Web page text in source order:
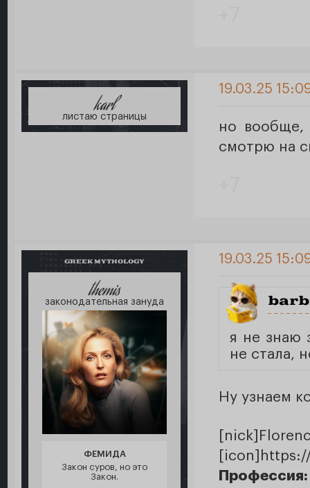
karl
листаю страницы
19.03.25
но вообще,
смотрю на
GREEK MYTHOLOGY
themis
законодательная зануда
ФЕМИДА
Закон суров, но это
Закон.
19.03.25
я не знаю
не стала,
Ну узнаем
Профессия: